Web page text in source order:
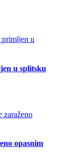
u splitsku
opasnim